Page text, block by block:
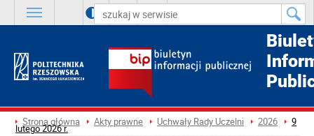
A A A
Strona główna Akty prawne Uchwały Rady Uczelni 2026 9
lutego 2026 r.